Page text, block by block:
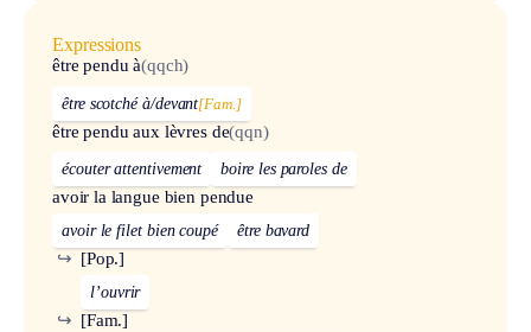
Expressions
être pendu à(qqch)
être scotché à/devant[Fam.]
être pendu aux lèvres de(qqn)
écouter attentivement boire les paroles de
avoir la langue bien pendue
avoir le filet bien coupé être bavard
[Pop.]
↪
l’ouvrir
[Fam.]
↪